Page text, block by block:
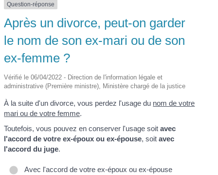
Question-réponse
Après un divorce, peut-on garder
le nom de son ex-mari ou de son
ex-femme ?
Vérifié le 06/04/2022 - Direction de l'information légale et
administrative (Première ministre), Ministère chargé de la justice
À la suite d'un divorce, vous perdez l'usage du nom de votre
mari ou de votre femme.
Toutefois, vous pouvez en conserver l'usage soitavec
l'accord de votre ex-époux ou ex-épouse, soitavec
l'accord du juge.
Avec l'accord de votre ex-époux ou ex-épouse